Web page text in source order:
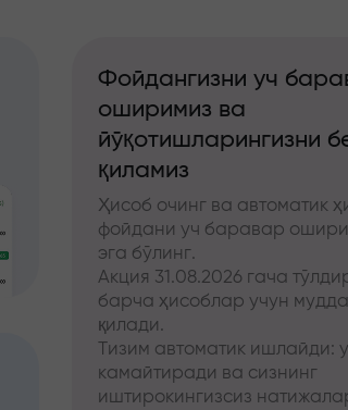
Фойдангизни уч
оширимиз ва
йўқотишларингизни
қиламиз
Ҳисоб очинг ва автоматик
фойдани уч баравар
эга бўлинг.
Акция 31.08.2026 гача
барча ҳисоблар учун
қилади.
Тизим автоматик ишлайди:
камайтиради ва сизнинг
иштирокингизсиз